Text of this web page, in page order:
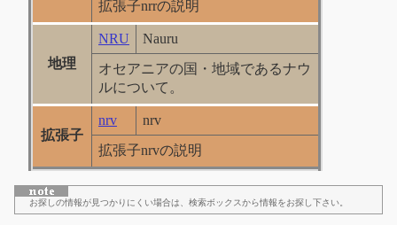
拡張子nrrの説明
地理
NRU
Nauru
オセアニアの国・地域であるナウ
ルについて。
拡張子
nrv
nrv
拡張子nrvの説明
お探しの情報が見つかりにくい場合は、検索ボックスから情報をお探し下さい。